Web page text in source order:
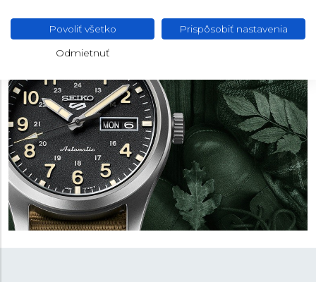
Povoliť všetko Prispôsobiť nastavenia
Odmietnuť